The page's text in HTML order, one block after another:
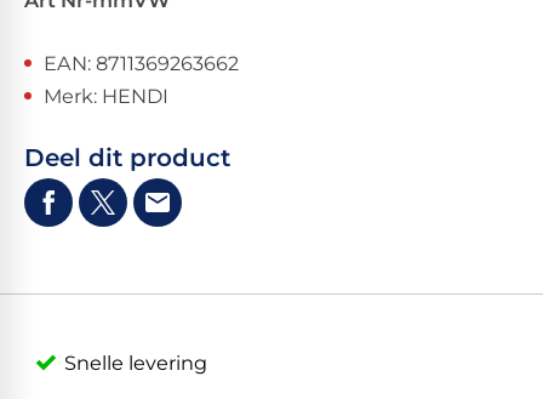
EAN: 8711369263662
Merk: HENDI
Deel dit product
Snelle levering